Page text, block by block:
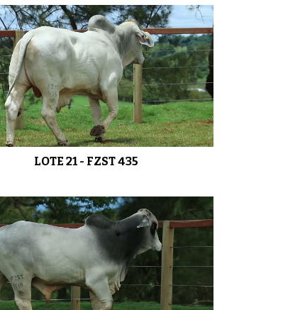
0:49 LOTE 26 - FZST 440 FZST 446
01:19 LOTE 27 - FZST 449 FZST 464
0:58 LOTE 29 - ARYB 1060
0:51 LOTE 30 - ARYB 1040
LOTE 21 - FZST 435